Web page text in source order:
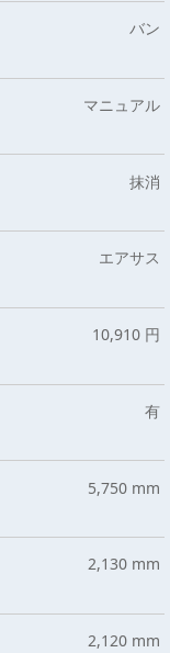
バン
マニュアル
抹消
エアサス
10,910 円
有
5,750 mm
2,130 mm
2,120 mm